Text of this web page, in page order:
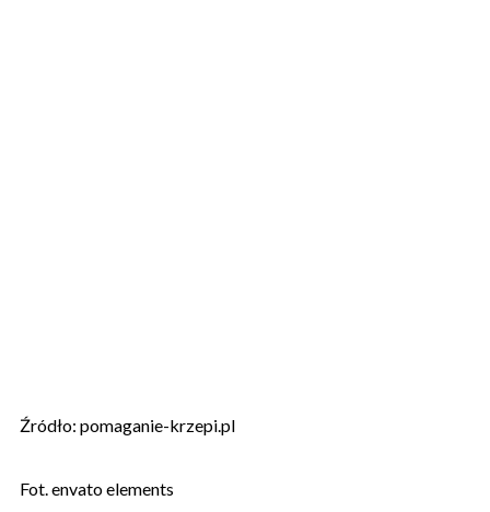
Źródło: pomaganie-krzepi.pl
Fot. envato elements